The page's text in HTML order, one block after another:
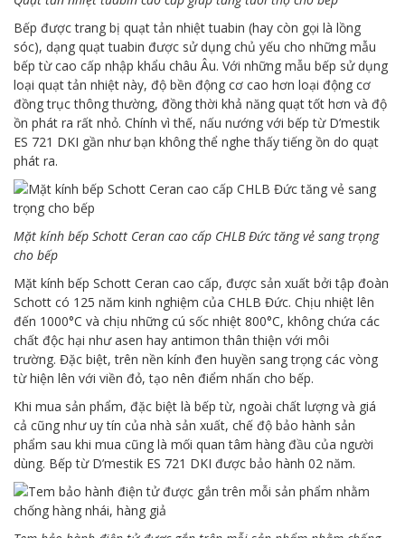
Bếp được trang bị quạt tản nhiệt tuabin (hay còn gọi là lồng
sóc), dạng quạt tuabin được sử dụng chủ yếu cho những mẫu
bếp từ cao cấp nhập khẩu châu Âu. Với những mẫu bếp sử dụng
loại quạt tản nhiệt này, độ bền động cơ cao hơn loại động cơ
đồng trục thông thường, đồng thời khả năng quạt tốt hơn và độ
ồn phát ra rất nhỏ. Chính vì thế, nấu nướng với bếp từ D’mestik
ES 721 DKI gần như bạn không thể nghe thấy tiếng ồn do quạt
phát ra.
Mặt kính bếp Schott Ceran cao cấp CHLB Đức tăng vẻ sang trọng
cho bếp
Mặt kính bếp Schott Ceran cao cấp, được sản xuất bởi tập đoàn
Schott có 125 năm kinh nghiệm của CHLB Đức. Chịu nhiệt lên
đến 1000°C và chịu những cú sốc nhiệt 800°C, không chứa các
chất độc hại như asen hay antimon thân thiện với môi
trường. Đặc biệt, trên nền kính đen huyền sang trọng các vòng
từ hiện lên với viền đỏ, tạo nên điểm nhấn cho bếp.
Khi mua sản phẩm, đặc biệt là bếp từ, ngoài chất lượng và giá
cả cũng như uy tín của nhà sản xuất, chế độ bảo hành sản
phẩm sau khi mua cũng là mối quan tâm hàng đầu của người
dùng. Bếp từ D’mestik ES 721 DKI được bảo hành 02 năm.